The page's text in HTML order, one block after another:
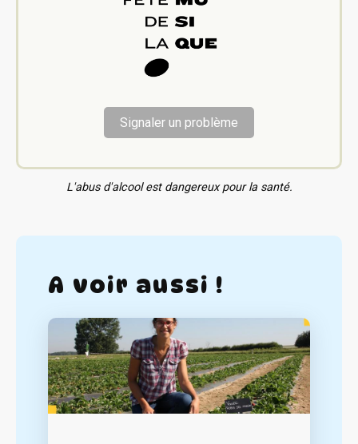
Signaler un problème
L'abus d'alcool est dangereux pour la santé.
A voir aussi !